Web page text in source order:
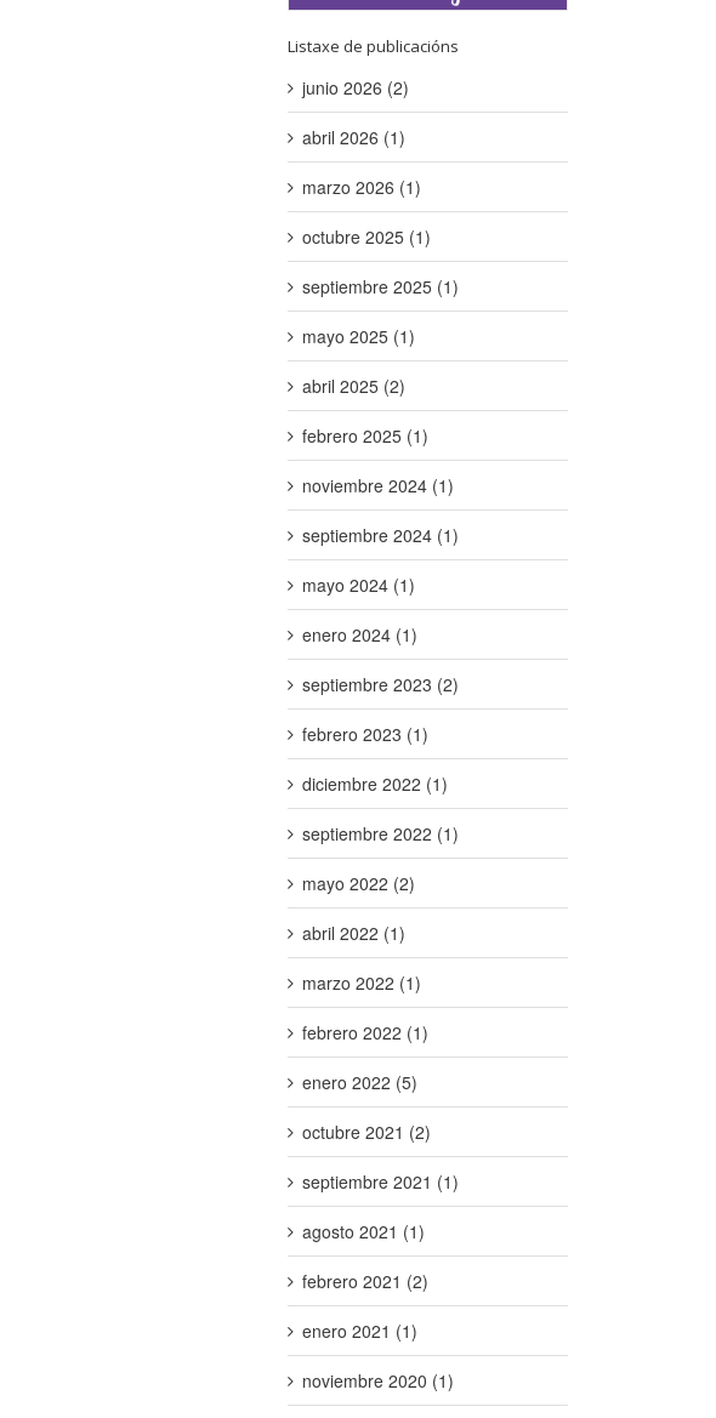
Listaxe de publicacións
junio 2026 (2)
abril 2026 (1)
marzo 2026 (1)
octubre 2025 (1)
septiembre 2025 (1)
mayo 2025 (1)
abril 2025 (2)
febrero 2025 (1)
noviembre 2024 (1)
septiembre 2024 (1)
mayo 2024 (1)
enero 2024 (1)
septiembre 2023 (2)
febrero 2023 (1)
diciembre 2022 (1)
septiembre 2022 (1)
mayo 2022 (2)
abril 2022 (1)
marzo 2022 (1)
febrero 2022 (1)
enero 2022 (5)
octubre 2021 (2)
septiembre 2021 (1)
agosto 2021 (1)
febrero 2021 (2)
enero 2021 (1)
noviembre 2020 (1)